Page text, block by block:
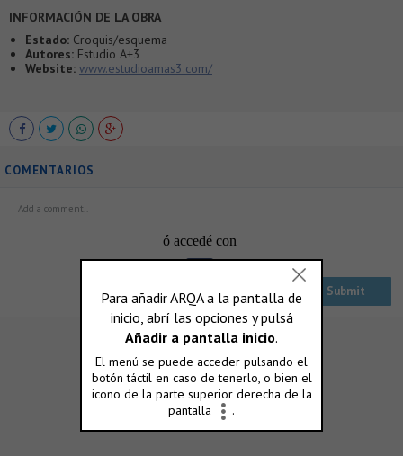
INFORMACIÓN DE LA OBRA
Estado: Croquis/esquema
Autores: Estudio A+3
Website: www.estudioamas3.com/
COMENTARIOS
ó accedé con